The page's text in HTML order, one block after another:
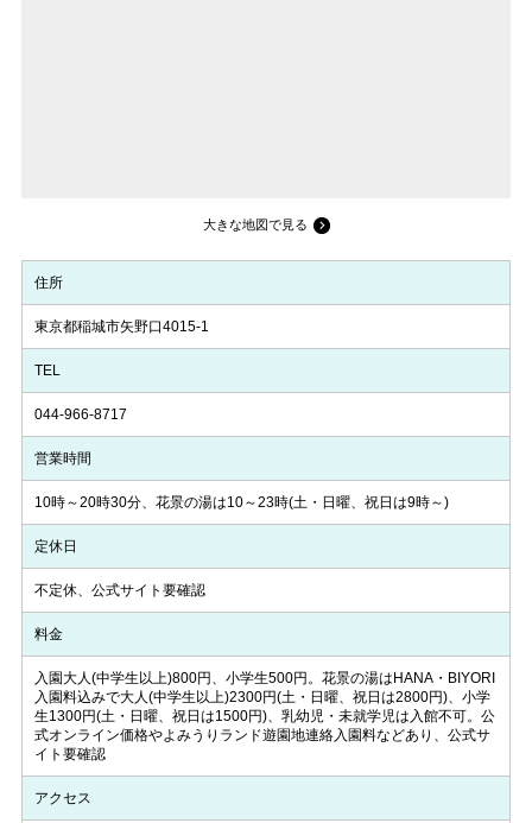
大きな地図で見る
住所
東京都稲城市矢野口4015-1
TEL
044-966-8717
営業時間
10時～20時30分、花景の湯は10～23時(土・日曜、祝日は9時～)
定休日
不定休、公式サイト要確認
料金
入園大人(中学生以上)800円、小学生500円。花景の湯はHANA・BIYORI
入園料込みで大人(中学生以上)2300円(土・日曜、祝日は2800円)、小学
生1300円(土・日曜、祝日は1500円)、乳幼児・未就学児は入館不可。公
式オンライン価格やよみうりランド遊園地連絡入園料などあり、公式サ
イト要確認
アクセス